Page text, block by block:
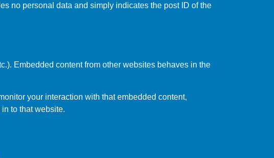
no personal data and simply indicates the post ID of the
Embedded content from other websites behaves in the
your interaction with that embedded content,
to that website.